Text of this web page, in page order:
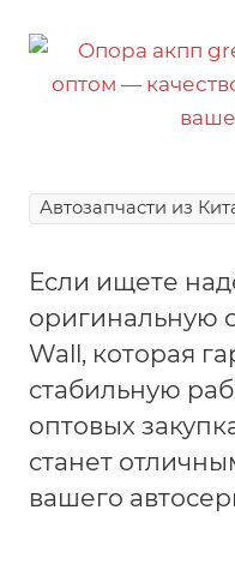
Автозапчасти из
Если ищете
оригинальную
Wall, которая
стабильную
оптовых
станет
вашего